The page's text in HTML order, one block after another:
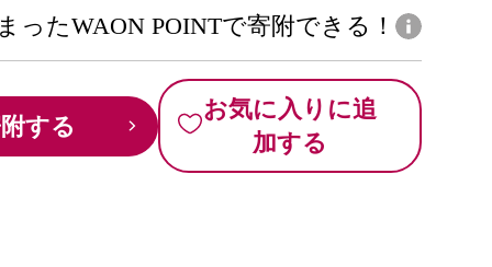
ったWAON POINTで寄附できる！
する
お気に入りに追
加する